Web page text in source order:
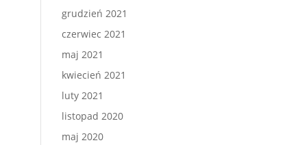
grudzień 2021
czerwiec 2021
maj 2021
kwiecień 2021
luty 2021
listopad 2020
maj 2020